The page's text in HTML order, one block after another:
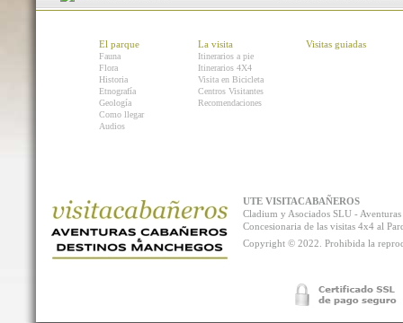
El parque
Fauna
Flora
Historia
Etnografía
Geología
Como llegar
Audios
La visita
Itinerarios a pie
Itinerarios 4X4
Visita en Bicicleta
Centros Visitantes
Recomendaciones
Visitas guiadas
UTE VISITACABAÑEROS
Cladium y Asociados SLU -
Concesionaria de las visitas 4x4 al
Copyright © 2022. Prohibida la